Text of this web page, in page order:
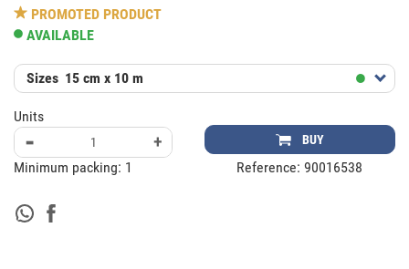
PROMOTED PRODUCT
AVAILABLE
Sizes 15 cm x 10 m
Units
- + BUY
Minimum packing: 1 Reference:90016538